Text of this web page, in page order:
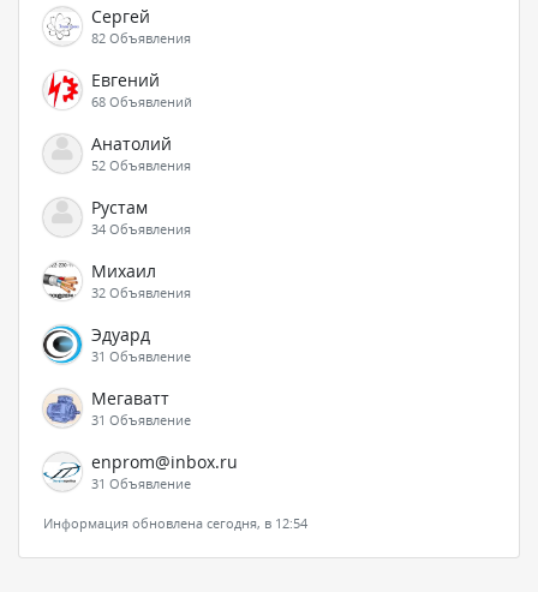
Сергей
82 Объявления
Евгений
68 Объявлений
Анатолий
52 Объявления
Рустам
34 Объявления
Михаил
32 Объявления
Эдуард
31 Объявление
Мегаватт
31 Объявление
enprom@inbox.ru
31 Объявление
Информация обновлена сегодня, в 12:54